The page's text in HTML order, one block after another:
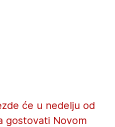
će u nedelju od
gostovati Novom